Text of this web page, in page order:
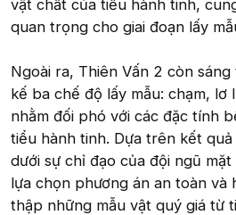
vật chất của tiểu hành tinh,
quan trọng cho giai đoạn lấy
Ngoài ra, Thiên Vấn 2 còn
kế ba chế độ lấy mẫu: chạm, lơ
nhằm đối phó với các đặc tính
tiểu hành tinh. Dựa trên kết
dưới sự chỉ đạo của đội ngũ
lựa chọn phương án an toàn và
thập những mẫu vật quý giá từ